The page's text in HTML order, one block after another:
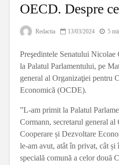
OECD. Despre
Redactia 13/03/2024 5
Preşedintele Senatului
la Palatul Parlamentului, pe
general al Organizaţiei pentru
Economică (OCDE).
”L-am primit la Palatul
Cormann, secretarul general al
Cooperare și Dezvoltare
le-am avut, atât în privat, cât și
specială comună a celor două